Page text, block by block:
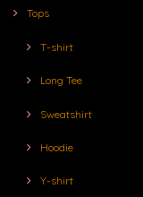
Tops
T-shirt
Long Tee
Sweatshirt
Hoodie
Y-shirt